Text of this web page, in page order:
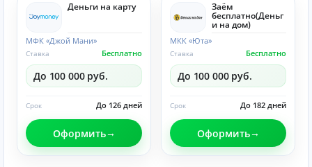
Деньги на карту
МФК «Джой Мани»
Бесплатно
Ставка
До 100 000 руб.
До 126 дней
Срок
Оформить
Заём
бесплатно(Деньг
и на дом)
МКК «Юта»
Бесплатно
Ставка
До 100 000 руб.
До 182 дней
Срок
Оформить